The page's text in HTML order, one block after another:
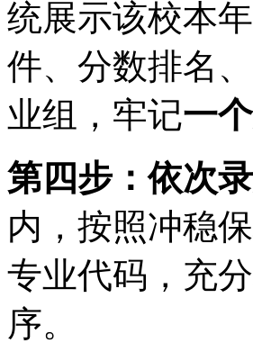
统展示该校本
件、分数排名
业组，牢记一
第四步：依次
内，按照冲稳
专业代码，充
序。